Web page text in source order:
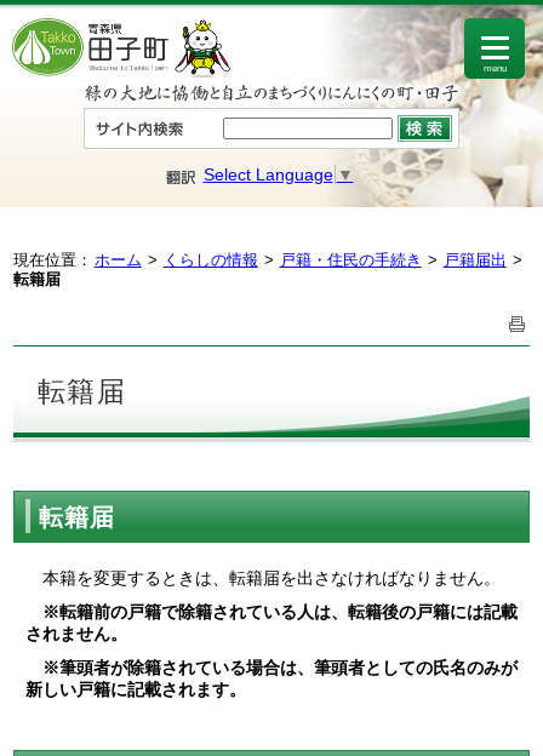
Select Language ▼
menu
現在位置： ホーム くらしの情報 戸籍・住民の手続き
戸籍届出
転籍届
転籍届
転籍届
本籍を変更するときは、転籍届を出さなければなりません。
※転籍前の戸籍で除籍されている人は、転籍後の戸籍には記載
されません。
※筆頭者が除籍されている場合は、筆頭者としての氏名のみが
新しい戸籍に記載されます。